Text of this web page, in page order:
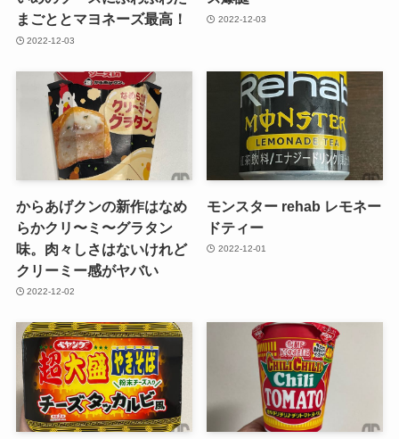
まごととマヨネーズ最高！
2022-12-03
2022-12-03
からあげクンの新作はなめ
らかクリ〜ミ〜グラタン
味。肉々しさはないけれど
クリーミー感がヤバい
2022-12-02
モンスター rehab レモネー
ドティー
2022-12-01